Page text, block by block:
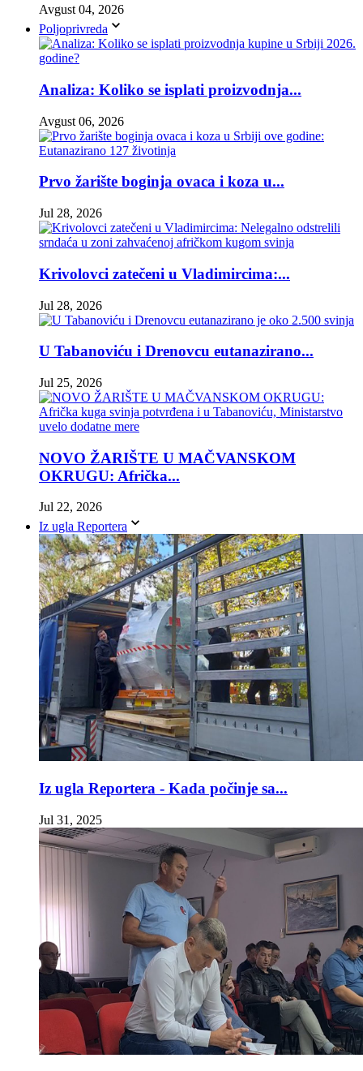
Avgust 04, 2026
Poljoprivreda
Analiza: Koliko se isplati proizvodnja...
Avgust 06, 2026
Prvo žarište boginja ovaca i koza u...
Jul 28, 2026
Krivolovci zatečeni u Vladimircima:...
Jul 28, 2026
U Tabanoviću i Drenovcu eutanazirano...
Jul 25, 2026
NOVO ŽARIŠTE U MAČVANSKOM
OKRUGU: Afrička...
Jul 22, 2026
Iz ugla Reportera
Iz ugla Reportera - Kada počinje sa...
Jul 31, 2025